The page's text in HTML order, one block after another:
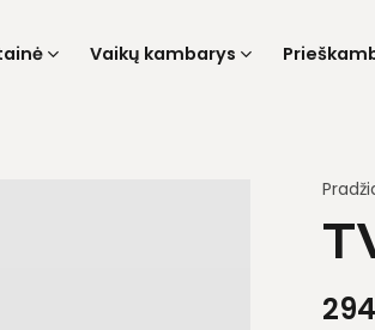
Vaikų kambarys
294